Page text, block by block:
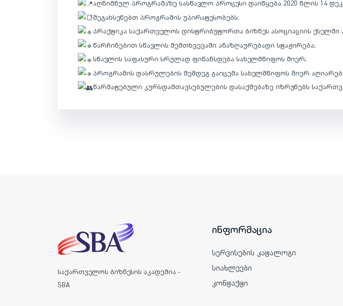
აღნიშნულ პროგრამაზე სასწავლო პროცესი დაიწყება 2020 წლის 14
შეგახსენებთ პროგრამის უპირატესობებს:
პრაქტიკა საქართველოს დისტრიბუტორთა ბიზნეს ასოციაციის ქსელში
წარჩინებით სწავლის შემთხვევაში ანაზღაურებადი სტაჟირება;
სწავლის საფასური სრულად ფინანსდება სახელმწიფოს მიერ;
პროგრამის დასრულების შემდეგ გაიცემა სახელმწიფოს მიერ
წარმატებული კურსდამთავსებულების დასაქმებაზე იზრუნებს
საქართველოს ბიზნესის აკადემია -
SBA
ინფორმაცია
სერვისების კატალოგი
სიახლეები
კონტაქტი